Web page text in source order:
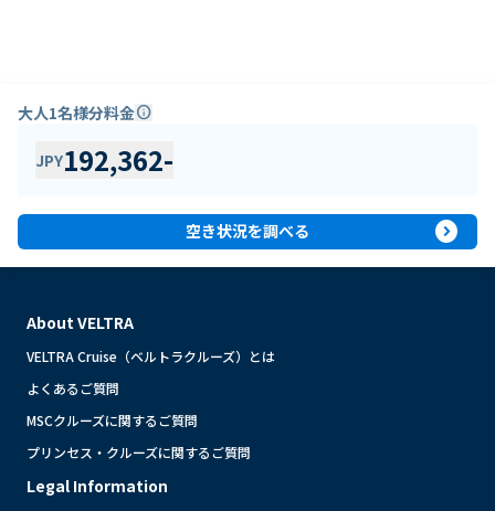
大人1名様分料金info
JPY192,362-
空き状況を調べる expand_circle_right
About VELTRA
VELTRA Cruise（ベルトラクルーズ）とは
よくあるご質問
MSCクルーズに関するご質問
プリンセス・クルーズに関するご質問
Legal Information